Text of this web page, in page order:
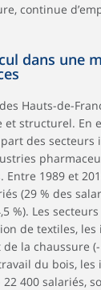
continue
dans une
Hauts-de-
et structurel. En
des secteurs
Entre 1989 et
(29 % des
%). Les
de textiles,
la chaussure
du bois,
400 salariés,